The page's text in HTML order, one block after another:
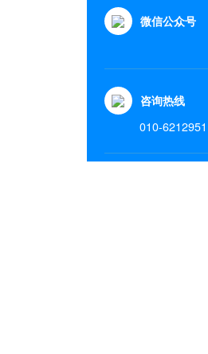
微信公众号
咨询热线
010-